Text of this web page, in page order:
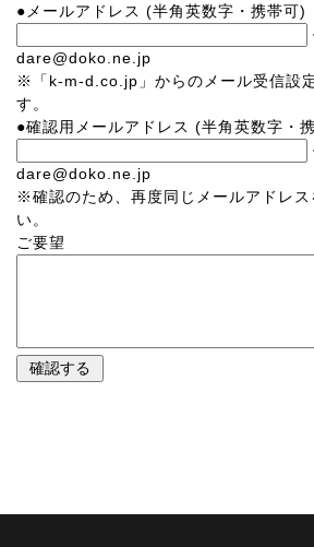
● メールアドレス (半角英数字・携帯可)
dare@doko.ne.jp
※「k-m-d.co.jp」からのメール受信設
す。
●確認用メールアドレス (半角英数字・
dare@doko.ne.jp
※確認のため、再度同じメールアドレス
い。
ご要望